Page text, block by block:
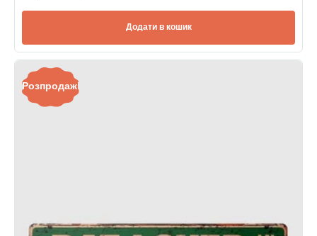
Додати в кошик
Розпродаж!